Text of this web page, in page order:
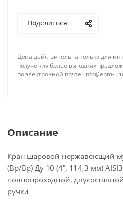
применяется в различных
промышленности и
обладает высокой
долговечным запорным
Поделиться
Цена действительна только для
получения более выгоднях
по электронной почте: info@epm-i.ru
Описание
Кран шаровой нержавеющий
(Вр/Вр) Ду 10 (4ʺ, 114,3 мм)
полнопроходной,
ручки